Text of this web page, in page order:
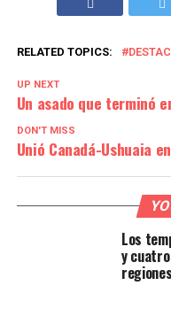
RELATED TOPICS:
UP NEXT
Un asado que terminó
DON'T MISS
Unió Canadá-Ushuaia
Los
y